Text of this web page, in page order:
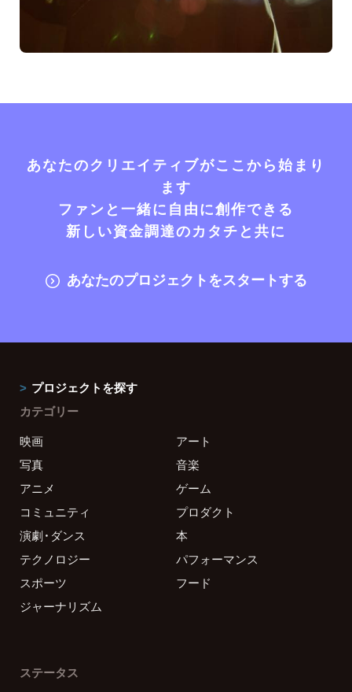
あなたのクリエイティブがここから始まり
ます
ファンと一緒に自由に創作できる
新しい資金調達のカタチと共に
あなたのプロジェクトをスタートする
プロジェクトを探す
カテゴリー
映画
アート
写真
音楽
アニメ
ゲーム
コミュニティ
プロダクト
演劇・ダンス
本
テクノロジー
パフォーマンス
スポーツ
フード
ジャーナリズム
ステータス